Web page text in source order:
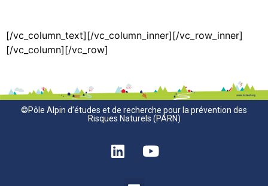
[/vc_column_text][/vc_column_inner][/vc_row_inner]
[/vc_column][/vc_row]
©Pôle Alpin d’études et de recherche pour la prévention des
Risques Naturels (PARN)